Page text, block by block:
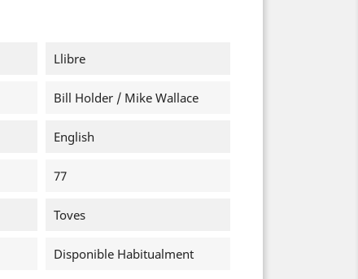
Llibre
Bill Holder / Mike Wallace
English
77
Toves
Disponible Habitualment